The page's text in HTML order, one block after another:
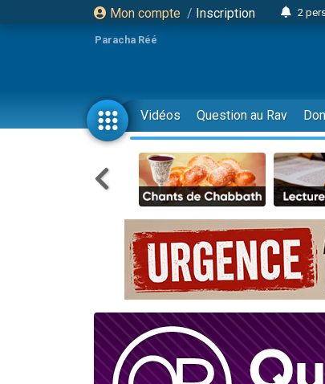
Mon compte / Inscription
2
61
Il
Ariel
6
2
10
Paracha Réé
Vidéos Question au Rav